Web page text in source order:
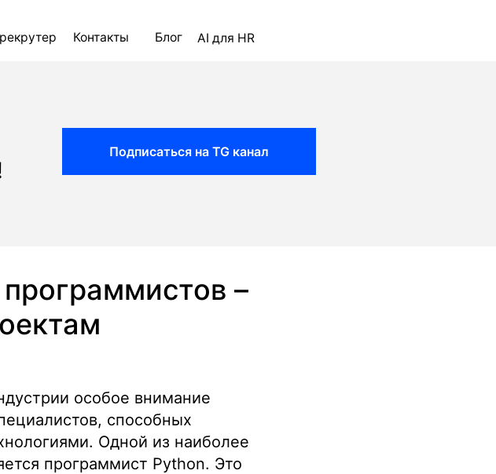
Контакты Блог AI для HR
Подписаться на TG канал
–
особое внимание
способных
Одной из наиболее
программист Python. Это